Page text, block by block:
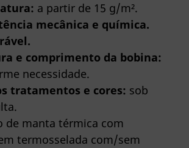
a partir de 15 g/m².
mecânica e química.
e comprimento da bobina:
necessidade.
tratamentos e cores: sob
de manta térmica com
termosselada com/sem